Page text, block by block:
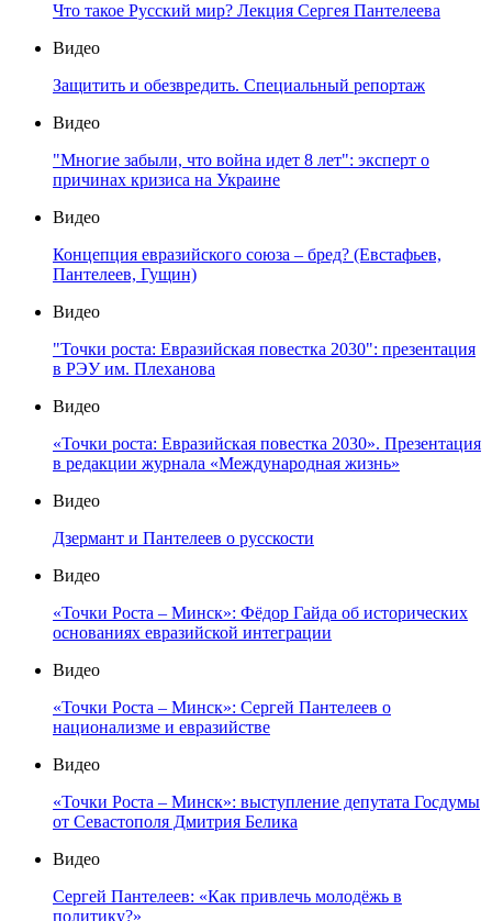
Что такое Русский мир? Лекция Сергея Пантелеева
Видео
Защитить и обезвредить. Специальный репортаж
Видео
"Многие забыли, что война идет 8 лет": эксперт о
причинах кризиса на Украине
Видео
Концепция евразийского союза – бред? (Евстафьев,
Пантелеев, Гущин)
Видео
"Точки роста: Евразийская повестка 2030": презентация
в РЭУ им. Плеханова
Видео
«Точки роста: Евразийская повестка 2030». Презентация
в редакции журнала «Международная жизнь»
Видео
Дзермант и Пантелеев о русскости
Видео
«Точки Роста – Минск»: Фёдор Гайда об исторических
основаниях евразийской интеграции
Видео
«Точки Роста – Минск»: Сергей Пантелеев о
национализме и евразийстве
Видео
«Точки Роста – Минск»: выступление депутата Госдумы
от Севастополя Дмитрия Белика
Видео
Сергей Пантелеев: «Как привлечь молодёжь в
политику?»